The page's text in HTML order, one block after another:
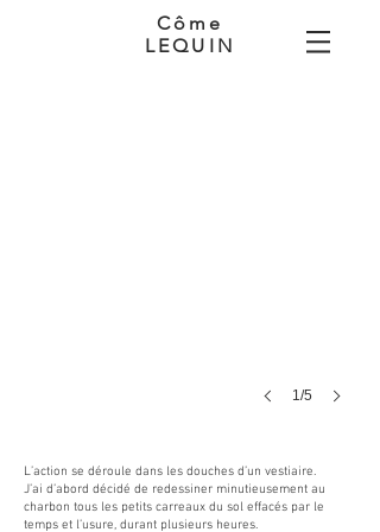
Côme
LEQUIN
Sans titre, extrait, 2018.
1/5
L’action se déroule dans les douches d’un vestiaire.
J’ai d’abord décidé de redessiner minutieusement au
charbon tous les petits carreaux du sol effacés par le
temps et l’usure, durant plusieurs heures.